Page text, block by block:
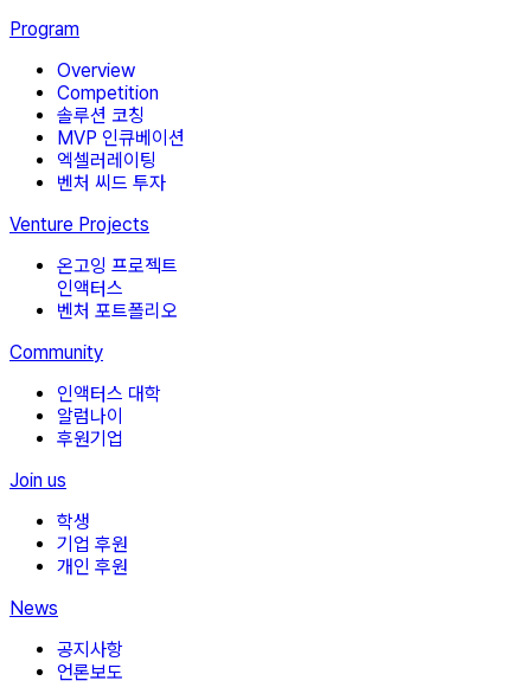
Program
Overview
Competition
솔루션 코칭
MVP 인큐베이션
엑셀러레이팅
벤처 씨드 투자
Venture Projects
온고잉 프로젝트
인액터스
벤처 포트폴리오
Community
인액터스 대학
알럼나이
후원기업
Join us
학생
기업 후원
개인 후원
News
공지사항
언론보도